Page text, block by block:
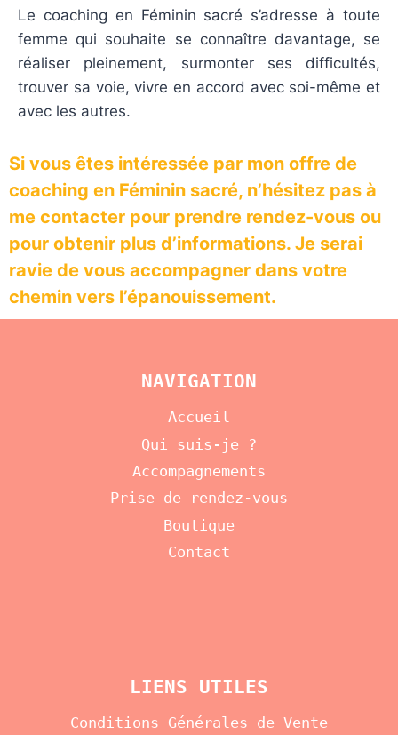
Le coaching en Féminin sacré s’adresse à toute
femme qui souhaite se connaître davantage, se
réaliser pleinement, surmonter ses difficultés,
trouver sa voie, vivre en accord avec soi-même et
avec les autres.
Si vous êtes intéressée par mon offre de
coaching en Féminin sacré, n’hésitez pas à
me contacter pour prendre rendez-vous ou
pour obtenir plus d’informations. Je serai
ravie de vous accompagner dans votre
chemin vers l’épanouissement.
NAVIGATION
Accueil
Qui suis-je ?
Accompagnements
Prise de rendez-vous
Boutique
Contact
LIENS UTILES
Conditions Générales de Vente